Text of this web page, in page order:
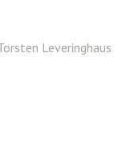
Leveringhaus